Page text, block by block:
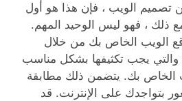
تصميم الويب ، فإن هذا هو أول
ذلك ، فهو ليس الوحيد المهم.
الويب الخاص بك من خلال
، والتي يجب تكثيفها بشكل مناسب
الخاص بك. يتضمن ذلك مطابقة
بتواجدك على الإنترنت. قد